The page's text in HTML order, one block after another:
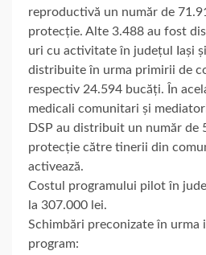
reproductivă un număr de
protecție. Alte 3.488 au fost
uri cu activitate în județul Iași
distribuite în urma primirii de
respectiv 24.594 bucăți. În
medicali comunitari și
DSP au distribuit un număr de
protecție către tinerii din
activează.
Costul programului pilot în
la 307.000 lei.
Schimbări preconizate în urma
program: